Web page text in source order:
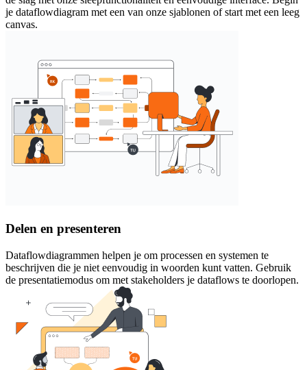
je dataflowdiagram met een van onze sjablonen of start met een leeg
canvas.
Delen en presenteren
Dataflowdiagrammen helpen je om processen en systemen te
beschrijven die je niet eenvoudig in woorden kunt vatten. Gebruik
de presentatiemodus om met stakeholders je dataflows te doorlopen.